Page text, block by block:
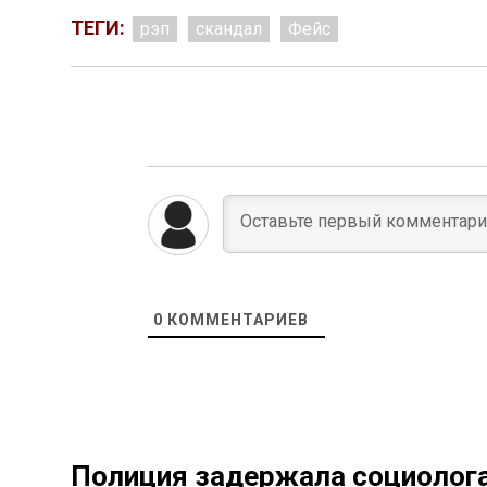
ТЕГИ: рэп скандал Фейс
0 КОММЕНТАРИЕВ
Полиция задержала